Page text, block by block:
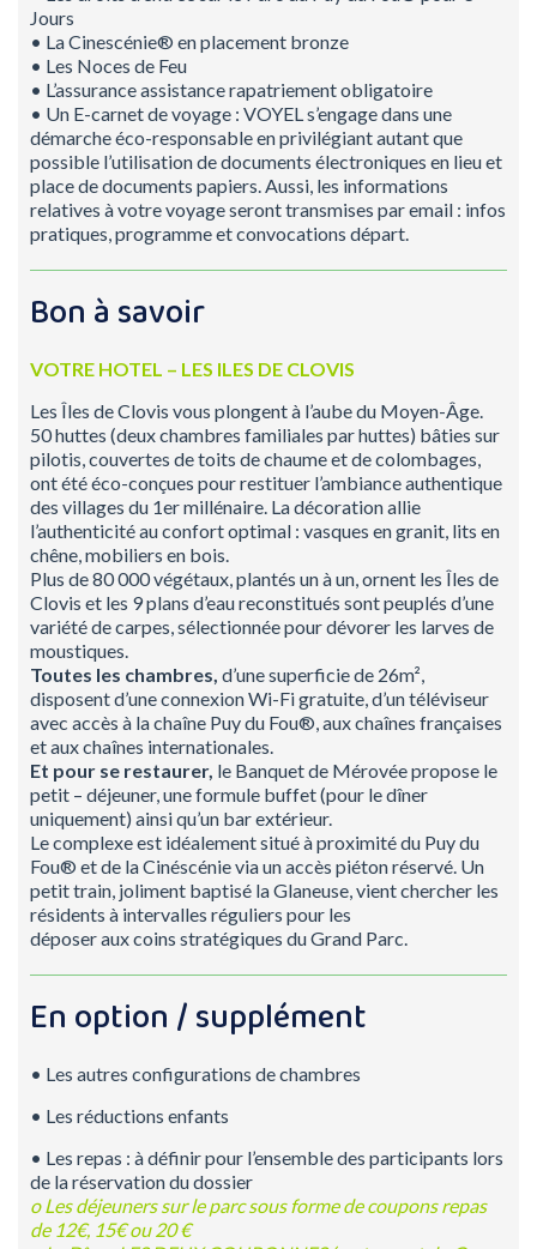
Jours
• La Cinescénie® en placement bronze
• Les Noces de Feu
• L’assurance assistance rapatriement obligatoire
• Un E-carnet de voyage : VOYEL s’engage dans une
démarche éco-responsable en privilégiant autant que
possible l’utilisation de documents électroniques en lieu et
place de documents papiers. Aussi, les informations
relatives à votre voyage seront transmises par email : infos
pratiques, programme et convocations départ.
Bon à savoir
VOTRE HOTEL – LES ILES DE CLOVIS
Les Îles de Clovis vous plongent à l’aube du Moyen-Âge.
50 huttes (deux chambres familiales par huttes) bâties sur
pilotis, couvertes de toits de chaume et de colombages,
ont été éco-conçues pour restituer l’ambiance authentique
des villages du 1er millénaire. La décoration allie
l’authenticité au confort optimal : vasques en granit, lits en
chêne, mobiliers en bois.
Plus de 80 000 végétaux, plantés un à un, ornent les Îles de
Clovis et les 9 plans d’eau reconstitués sont peuplés d’une
variété de carpes, sélectionnée pour dévorer les larves de
moustiques.
Toutes les chambres, d’une superficie de 26m²,
disposent d’une connexion Wi-Fi gratuite, d’un téléviseur
avec accès à la chaîne Puy du Fou®, aux chaînes françaises
et aux chaînes internationales.
Et pour se restaurer, le Banquet de Mérovée propose le
petit – déjeuner, une formule buffet (pour le dîner
uniquement) ainsi qu’un bar extérieur.
Le complexe est idéalement situé à proximité du Puy du
Fou® et de la Cinéscénie via un accès piéton réservé. Un
petit train, joliment baptisé la Glaneuse, vient chercher les
résidents à intervalles réguliers pour les
déposer aux coins stratégiques du Grand Parc.
En option / supplément
• Les autres configurations de chambres
• Les réductions enfants
• Les repas : à définir pour l’ensemble des participants lors
de la réservation du dossier
o Les déjeuners sur le parc sous forme de coupons repas
de 12€, 15€ ou 20 €